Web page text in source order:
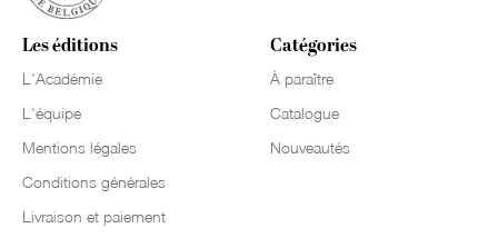
Les éditions
L'Académie
L'équipe
Mentions légales
Conditions générales
Livraison et paiement
Catégories
À paraître
Catalogue
Nouveautés